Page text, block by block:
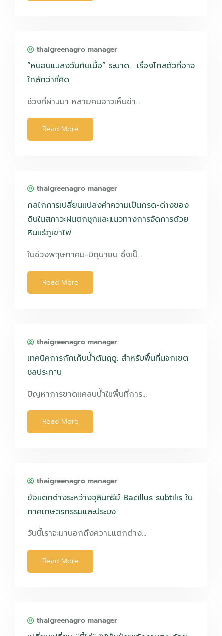
thaigreenagro manager
“หนอนแมลงวันกินเนื้อ” ระบาด… เรื่องไกลตัวที่อาจ
ใกล้กว่าที่คิด
ช่วงที่ผ่านมา หลายคนอาจเห็นข่า…
Read More
thaigreenagro manager
กลไกการเปลี่ยนแปลงค่าความเป็นกรด-ด่างของ
ดินในสภาวะฝนตกชุกและแนวทางการจัดการด้วย
หินแร่ภูเขาไฟ
ในช่วงพฤษภาคม-มิถุนายน ซึ่งเป็…
Read More
thaigreenagro manager
เทคนิคการกักเก็บน้ำต้นฤดู: สำหรับพื้นที่นอกเขต
ชลประทาน
ปัญหาการขาดแคลนน้ำในพื้นที่การ…
Read More
thaigreenagro manager
ข้อแตกต่างระหว่างจุลินทรีย์ Bacillus subtilis ใน
ภาคเกษตรกรรมและประมง
วันนี้เราจะมาบอกถึงความแตกต่าง…
Read More
thaigreenagro manager